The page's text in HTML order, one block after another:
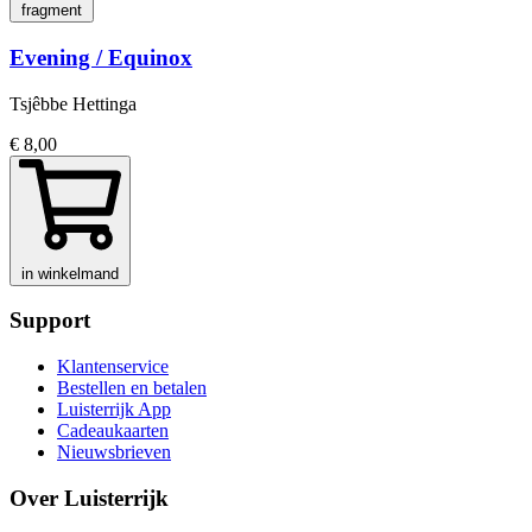
fragment
Evening / Equinox
Tsjêbbe Hettinga
€ 8,00
in winkelmand
Support
Klantenservice
Bestellen en betalen
Luisterrijk App
Cadeaukaarten
Nieuwsbrieven
Over Luisterrijk